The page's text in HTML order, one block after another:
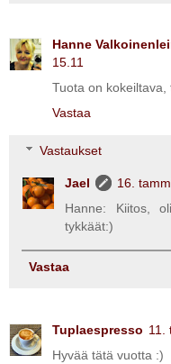
Hanne
15.11
Tuota on kokeiltava,
Vastaa
Vastaukset
Jael
16.
Hanne: Kiitos,
tykkäät:)
Vastaa
Tuplaespresso 11.
Hyvää tätä vuotta :)